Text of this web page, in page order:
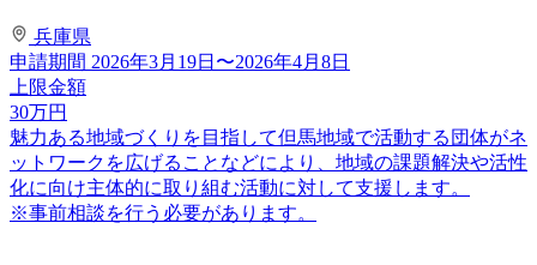
兵庫県
申請期間 2026年3月19日〜2026年4月8日
上限金額
30万円
魅力ある地域づくりを目指して但馬地域で活動する団体がネ
ットワークを広げることなどにより、地域の課題解決や活性
化に向け主体的に取り組む活動に対して支援します。
※事前相談を行う必要があります。